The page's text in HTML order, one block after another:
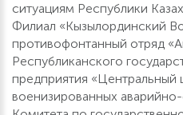
ситуациям Республики
Филиал «Кызылординский
противофонтанный отряд
Республиканского
предприятия
военизированных